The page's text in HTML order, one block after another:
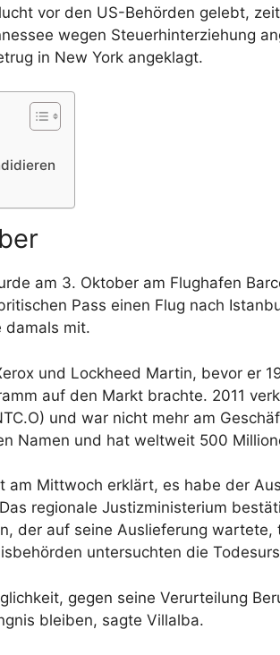
vor den US-Behörden gelebt,
wegen Steuerhinterziehung
in New York angeklagt.
am 3. Oktober am Flughafen
Pass einen Flug nach
damals mit.
und Lockheed Martin, bevor er
auf den Markt brachte. 2011
und war nicht mehr am
Namen und hat weltweit 500
am Mittwoch erklärt, es habe der
regionale Justizministerium
der auf seine Auslieferung wartete,
untersuchten die
gegen seine Verurteilung
bleiben, sagte Villalba.